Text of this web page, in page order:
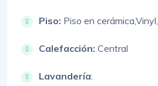
Piso: Piso en cerámica,Vinyl,
Calefacción: Central
Lavandería: